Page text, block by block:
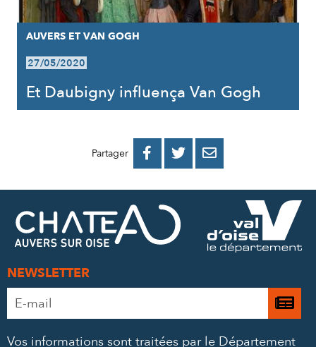
AUVERS ET VAN GOGH
27/05/2020
Et Daubigny influença Van Gogh
Partager 
PARTAGER
FACEBOOK
PARTAGER
PARTAGER
MAIL
NEWSLETTER
Adresse
e-
Je
Vos informations sont traitées par le Département